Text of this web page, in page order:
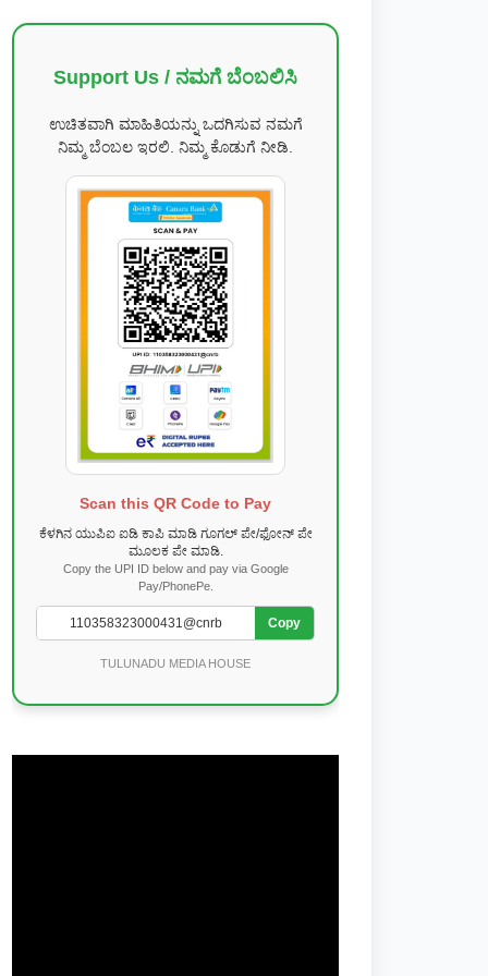
Support Us / ನಮಗೆ ಬೆಂಬಲಿಸಿ
ಉಚಿತವಾಗಿ ಮಾಹಿತಿಯನ್ನು ಒದಗಿಸುವ ನಮಗೆ
ನಿಮ್ಮ ಬೆಂಬಲ ಇರಲಿ. ನಿಮ್ಮ ಕೊಡುಗೆ ನೀಡಿ.
Scan this QR Code to Pay
ಕೆಳಗಿನ ಯುಪಿಐ ಐಡಿ ಕಾಪಿ ಮಾಡಿ ಗೂಗಲ್ ಪೇ/ಫೋನ್ ಪೇ
ಮೂಲಕ ಪೇ ಮಾಡಿ.
Copy the UPI ID below and pay via Google
Pay/PhonePe.
Copy
TULUNADU MEDIA HOUSE